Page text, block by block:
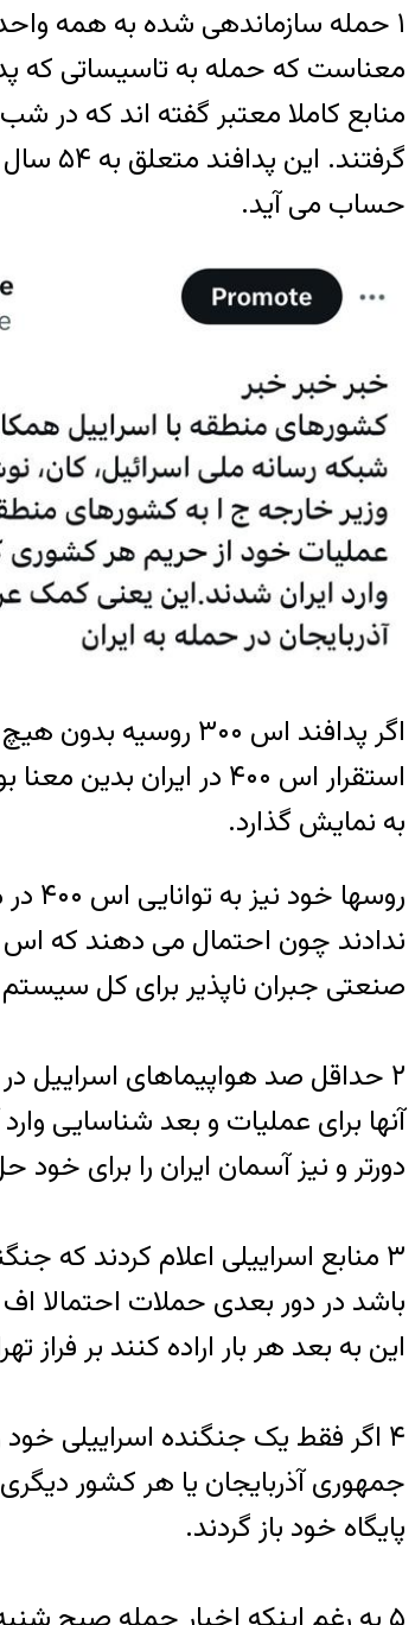
معناست که حمله به تاسیساتی که
حساب می آید.
به نمایش گذارد.
صنعتی جبران ناپذیر برای کل
دورتر و نیز آسمان ایران را برای
این به بعد هر بار اراده کنند بر فراز
۴ اگر فقط یک جنگنده اسراییلی
جمهوری آذربایجان یا هر کشور دیگری
پایگاه خود باز گردند.